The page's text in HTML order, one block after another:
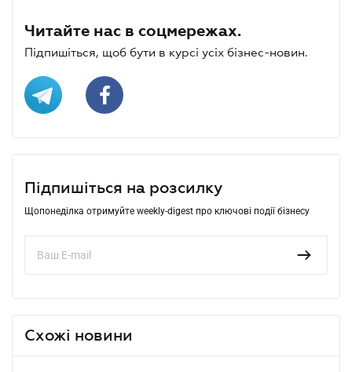
Читайте нас в соцмережах.
Підпишіться, щоб бути в курсі усіх бізнес-новин.
Підпишіться на розсилку
Щопонеділка отримуйте weekly-digest про ключові події бізнесу
Схожі новини